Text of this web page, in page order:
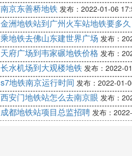
南京东善桥地铁 发布：2022-01-06
金洲地铁站到广州火车站地铁要多久
乘地铁去佛山东建世界广场 发布：
天府广场到韦家碾地铁价格 发布：
长水机场到大观楼地铁 发布：2022-
s7地铁南京运行时间 发布：2022-01-
西安门地铁站怎么去南京眼 发布：
成都地铁站项目总监招聘 发布：